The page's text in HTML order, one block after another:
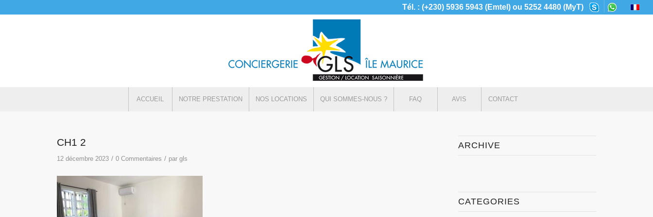
Tél. : (+230) 5936 5943 (Emtel) ou 5252 4480 (MyT)
ACCUEIL NOTRE PRESTATION NOS LOCATIONS QUI SOMMES-NOUS ? FAQ AVIS CONTACT
CH1 2
12 décembre 2023 / 0 Commentaires / pargls
ARCHIVE
CATEGORIES